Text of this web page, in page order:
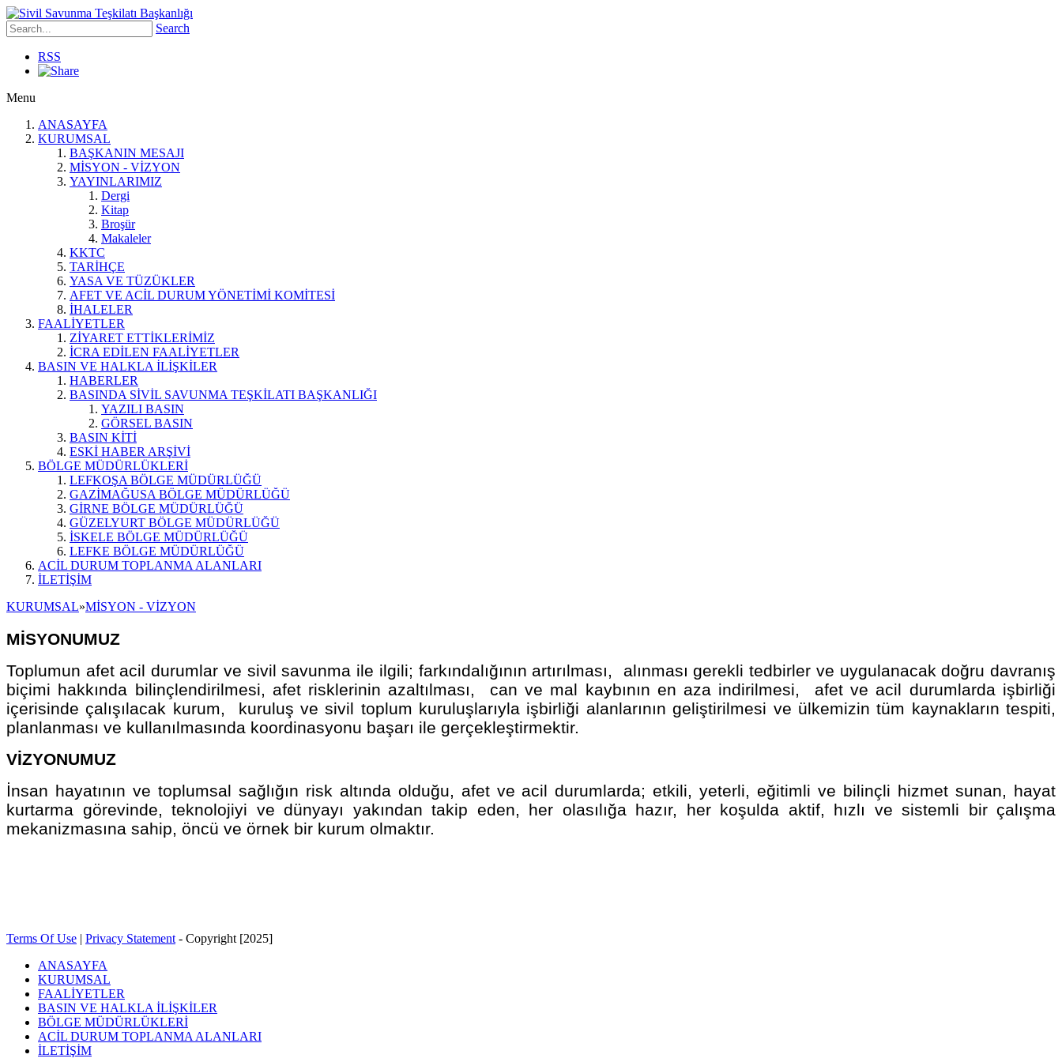
Search
RSS
Menu
ANASAYFA
KURUMSAL
BAŞKANIN MESAJI
MİSYON - VİZYON
YAYINLARIMIZ
Dergi
Kitap
Broşür
Makaleler
KKTC
TARİHÇE
YASA VE TÜZÜKLER
AFET VE ACİL DURUM YÖNETİMİ KOMİTESİ
İHALELER
FAALİYETLER
ZİYARET ETTİKLERİMİZ
İCRA EDİLEN FAALİYETLER
BASIN VE HALKLA İLİŞKİLER
HABERLER
BASINDA SİVİL SAVUNMA TEŞKİLATI BAŞKANLIĞI
YAZILI BASIN
GÖRSEL BASIN
BASIN KİTİ
ESKİ HABER ARŞİVİ
BÖLGE MÜDÜRLÜKLERİ
LEFKOŞA BÖLGE MÜDÜRLÜĞÜ
GAZİMAĞUSA BÖLGE MÜDÜRLÜĞÜ
GİRNE BÖLGE MÜDÜRLÜĞÜ
GÜZELYURT BÖLGE MÜDÜRLÜĞÜ
İSKELE BÖLGE MÜDÜRLÜĞÜ
LEFKE BÖLGE MÜDÜRLÜĞÜ
ACİL DURUM TOPLANMA ALANLARI
İLETİŞİM
KURUMSAL»MİSYON - VİZYON
MİSYONUMUZ
Toplumun afet acil durumlar ve sivil savunma ile ilgili; farkındalığının artırılması, alınması gerekli tedbirler ve uygulanacak doğru davranış
biçimi hakkında bilinçlendirilmesi, afet risklerinin azaltılması, can ve mal kaybının en aza indirilmesi, afet ve acil durumlarda işbirliği
içerisinde çalışılacak kurum, kuruluş ve sivil toplum kuruluşlarıyla işbirliği alanlarının geliştirilmesi ve ülkemizin tüm kaynakların tespiti,
planlanması ve kullanılmasında koordinasyonu başarı ile gerçekleştirmektir.
VİZYONUMUZ
İnsan hayatının ve toplumsal sağlığın risk altında olduğu, afet ve acil durumlarda; etkili, yeterli, eğitimli ve bilinçli hizmet sunan, hayat
kurtarma görevinde, teknolojiyi ve dünyayı yakından takip eden, her olasılığa hazır, her koşulda aktif, hızlı ve sistemli bir çalışma
mekanizmasına sahip, öncü ve örnek bir kurum olmaktır.
Terms Of Use | Privacy Statement - Copyright [2025]
ANASAYFA
KURUMSAL
FAALİYETLER
BASIN VE HALKLA İLİŞKİLER
BÖLGE MÜDÜRLÜKLERİ
ACİL DURUM TOPLANMA ALANLARI
İLETİŞİM